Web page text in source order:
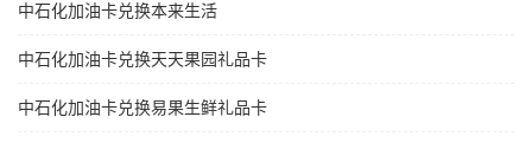
中石化加油卡兑换本来生活
中石化加油卡兑换天天果园礼品卡
中石化加油卡兑换易果生鲜礼品卡